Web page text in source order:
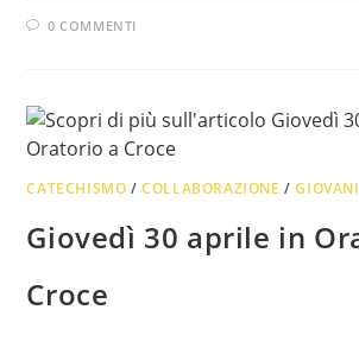
0 COMMENTI
CATECHISMO /COLLABORAZIONE /
Giovedì 30 aprile in
Croce